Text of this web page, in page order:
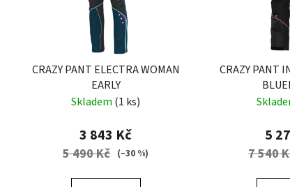
CRAZY PANT ELECTRA WOMAN
EARLY
Skladem (1 ks)
3 843 Kč
5 490 Kč (–30 %)
CRAZY PANT
5
7 540